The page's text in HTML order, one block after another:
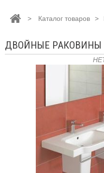
> Каталог товаров >
ДВОЙНЫЕ РАКОВИНЫ